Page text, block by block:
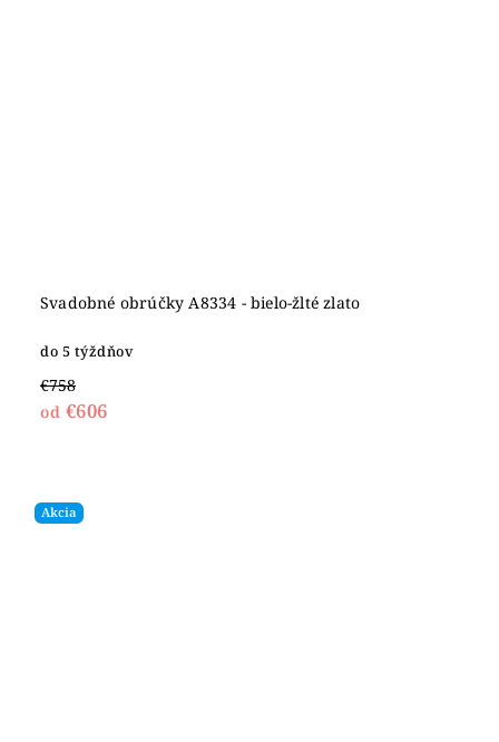
Svadobné obrúčky A8334 - bielo-žlté zlato
do 5 týždňov
€758
od €606
Akcia